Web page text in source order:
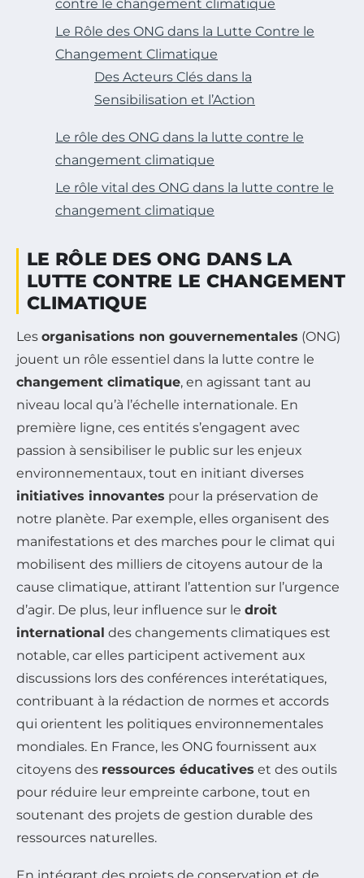
contre le changement climatique
Le Rôle des ONG dans la Lutte Contre le
Changement Climatique
Des Acteurs Clés dans la
Sensibilisation et l’Action
Le rôle des ONG dans la lutte contre le
changement climatique
Le rôle vital des ONG dans la lutte contre le
changement climatique
LE RÔLE DES ONG DANS LA
LUTTE CONTRE LE CHANGEMENT
CLIMATIQUE
Les organisations non gouvernementales (ONG)
jouent un rôle essentiel dans la lutte contre le
changement climatique, en agissant tant au
niveau local qu’à l’échelle internationale. En
première ligne, ces entités s’engagent avec
passion à sensibiliser le public sur les enjeux
environnementaux, tout en initiant diverses
initiatives innovantes pour la préservation de
notre planète. Par exemple, elles organisent des
manifestations et des marches pour le climat qui
mobilisent des milliers de citoyens autour de la
cause climatique, attirant l’attention sur l’urgence
d’agir. De plus, leur influence sur le droit
international des changements climatiques est
notable, car elles participent activement aux
discussions lors des conférences interétatiques,
contribuant à la rédaction de normes et accords
qui orientent les politiques environnementales
mondiales. En France, les ONG fournissent aux
citoyens des ressources éducatives et des outils
pour réduire leur empreinte carbone, tout en
soutenant des projets de gestion durable des
ressources naturelles.